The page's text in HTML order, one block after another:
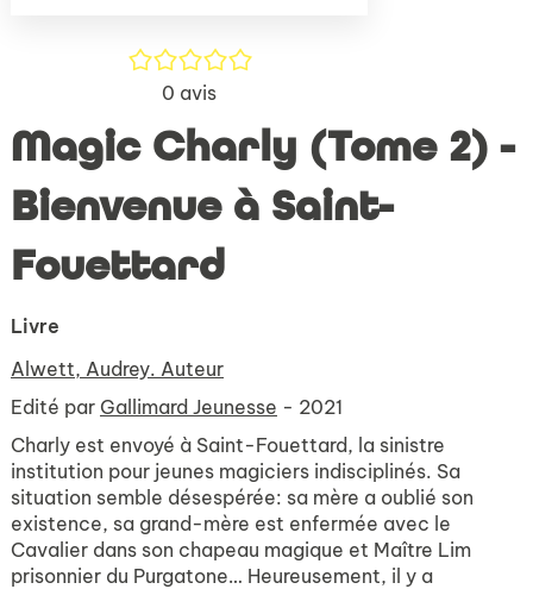
/5
0 avis
Magic Charly (Tome 2) -
Bienvenue à Saint-
Fouettard
Livre
Alwett, Audrey. Auteur
Edité par Gallimard Jeunesse - 2021
Charly est envoyé à Saint-Fouettard, la sinistre
institution pour jeunes magiciers indisciplinés. Sa
situation semble désespérée: sa mère a oublié son
existence, sa grand-mère est enfermée avec le
Cavalier dans son chapeau magique et Maître Lim
prisonnier du Purgatone… Heureusement, il y a